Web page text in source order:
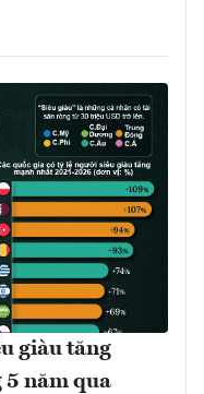
giàu tăng
năm qua